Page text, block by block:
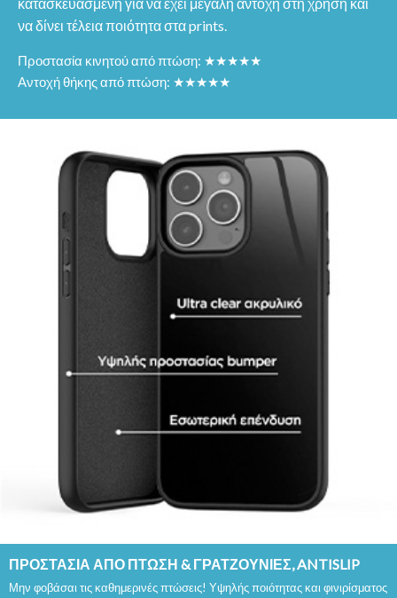
κατασκευασμένη για να έχει μεγάλη αντοχή στη χρήση και
να δίνει τέλεια ποιότητα στα prints.
Προστασία κινητού από πτώση: ★★★★★
Αντοχή θήκης από πτώση: ★★★★★
ΠΡΟΣΤΑΣΙΑ ΑΠΟ ΠΤΩΣΗ & ΓΡΑΤΖΟΥΝΙΕΣ, ANTISLIP
Μην φοβάσαι τις καθημερινές πτώσεις! Υψηλής ποιότητας και φινιρίσματος